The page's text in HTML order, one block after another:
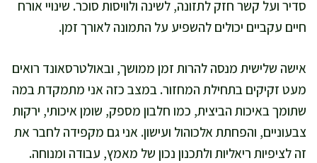
סדיר ועל קשר חזק לתזונה, לשינה ולוויסות סוכר. שינויי אורח
חיים עקביים יכולים להשפיע על התמונה לאורך זמן.
אישה שלישית מנסה להרות זמן ממושך, ובאולטרסאונד רואים
מעט זקיקים בתחילת המחזור. במצב כזה אני מתמקדת במה
שתומך באיכות הביצית, כמו חלבון מספק, שומן איכותי, ירקות
צבעוניים, והפחתת אלכוהול ועישון. אני גם מקפידה לחבר את
זה לציפיות ריאליות ולתכנון נכון של מאמץ, עבודה ומנוחה.